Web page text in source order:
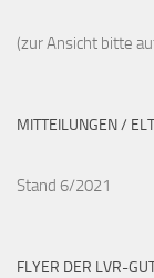
(zur Ansicht bitte
MITTEILUNGEN /
Stand 6/2021
FLYER DER LVR-